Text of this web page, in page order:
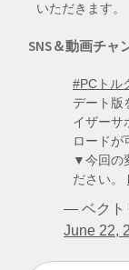
いただきます。
SNS＆動画チャ
#PCトル
デート版
イザーサ
ロードが
▼今回の
ださい。
— ベクト
June 22,